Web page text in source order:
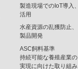
製造現場でのIoT導入、
活用
水産資源の乱獲防止、
製品開発
ASC飼料基準
持続可能な養殖産業の
実現に向けた取り組み